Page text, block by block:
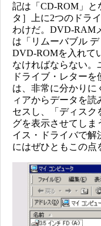
記は「CD-ROM」と
タ］上に2つのドラ
わけだ。DVD-RAM
は「リムーバブル
DVD-ROMを入れて
なければならない。
ドライブ・レター
は、非常に分かり
ィアからデータを読
セスし、「ディスク
グを表示させてしま
イス・ドライバで解
にはぜひともこの点